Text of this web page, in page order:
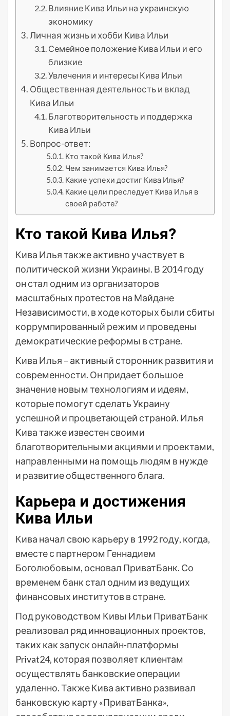
Влияние Кива Ильи на украинскую
экономику
Личная жизнь и хобби Кива Ильи
Семейное положение Кива Ильи и его
близкие
Увлечения и интересы Кива Ильи
Общественная деятельность и вклад
Кива Ильи
Благотворительность и поддержка
Кива Ильи
Вопрос-ответ:
Кто такой Кива Илья?
Чем занимается Кива Илья?
Какие успехи достиг Кива Илья?
Какие цели преследует Кива Илья в
своей работе?
Кто такой Кива Илья?
Кива Илья также активно участвует в
политической жизни Украины. В 2014 году
он стал одним из организаторов
масштабных протестов на Майдане
Независимости, в ходе которых были сбиты
коррумпированный режим и проведены
демократические реформы в стране.
Кива Илья – активный сторонник развития и
современности. Он придает большое
значение новым технологиям и идеям,
которые помогут сделать Украину
успешной и процветающей страной. Илья
Кива также известен своими
благотворительными акциями и проектами,
направленными на помощь людям в нужде
и развитие общественного блага.
Карьера и достижения
Кива Ильи
Кива начал свою карьеру в 1992 году, когда,
вместе с партнером Геннадием
Боголюбовым, основал ПриватБанк. Со
временем банк стал одним из ведущих
финансовых институтов в стране.
Под руководством Кивы Ильи ПриватБанк
реализовал ряд инновационных проектов,
таких как запуск онлайн-платформы
Privat24, которая позволяет клиентам
осуществлять банковские операции
удаленно. Также Кива активно развивал
банковскую карту «ПриватБанка»,